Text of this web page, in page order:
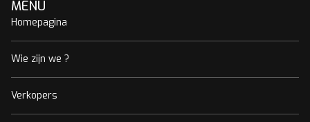
MENU
Homepagina
Wie zijn we ?
Verkopers